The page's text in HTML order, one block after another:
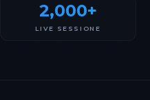
2,000+
LIVE SESSIONE